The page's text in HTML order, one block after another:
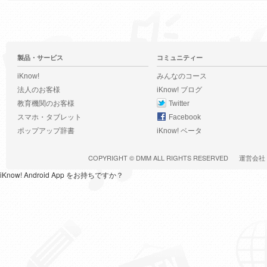
製品・サービス
iKnow!
法人のお客様
教育機関のお客様
スマホ・タブレット
ポップアップ辞書
コミュニティー
みんなのコース
iKnow! ブログ
Twitter
Facebook
iKnow! ベータ
COPYRIGHT © DMMALL RIGHTS RESERVED 運営会社
iKnow! Android App をお持ちですか？